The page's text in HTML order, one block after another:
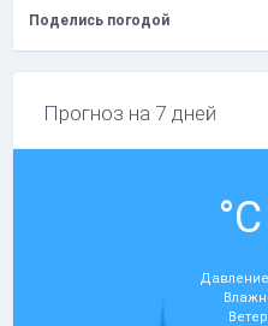
Поделись погодой
Прогноз на 7 дней
°C